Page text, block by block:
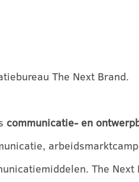
The Next Brand.
communicatie- en
The